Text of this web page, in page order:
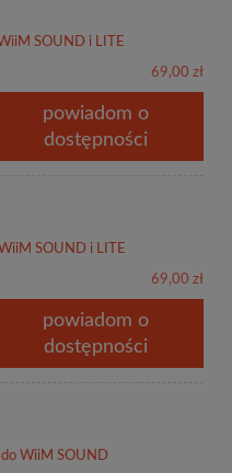
SOUND i LITE
69,00 zł
powiadom o
dostępności
SOUND i LITE
69,00 zł
powiadom o
dostępności
WiiM SOUND